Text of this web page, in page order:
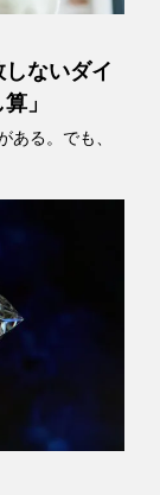
ないダイ
」
ある。でも、